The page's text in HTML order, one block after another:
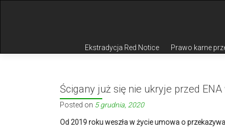
Ekstradycja Red Notice Prawo karne
Ścigany już się nie ukryje przed
Posted on 5 grudnia, 2020
Od 2019 roku weszła w życie umowa o